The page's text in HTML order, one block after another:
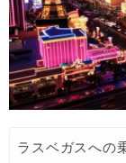
07/30 Trip.com)
07/27 Trip.com)
07/27 Trip.com)
07/25 Trip.com)
ラスベガスへの